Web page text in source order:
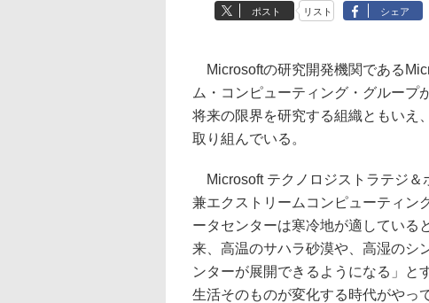
ポスト リスト シェア
Microsoftの研究開発機関である
ム・コンピューティング・グループ
将来の限界を研究する組織ともいえ
取り組んでいる。
Microsoft テクノロジストラテジ＆
兼エクストリームコンピューティン
ータセンターは寒冷地が適している
来、高温のサハラ砂漠や、高湿のシ
ンターが展開できるようになる」と
生活そのものが変化する時代がやっ